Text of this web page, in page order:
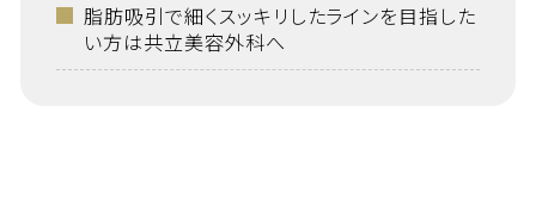
脂肪吸引で細くスッキリしたラインを目指した
い方は共立美容外科へ